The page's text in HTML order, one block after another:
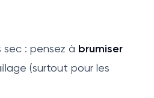
sec : pensez à brumiser
(surtout pour les